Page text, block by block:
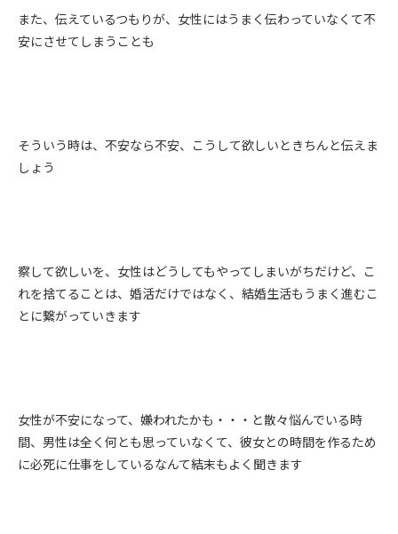
また、伝えているつもりが、女性にはうまく伝わっていなくて不
安にさせてしまうことも
そういう時は、不安なら不安、こうして欲しいときちんと伝えま
しょう
察して欲しいを、女性はどうしてもやってしまいがちだけど、こ
れを捨てることは、婚活だけではなく、結婚生活もうまく進むこ
とに繋がっていきます
女性が不安になって、嫌われたかも・・・と散々悩んでいる時
間、男性は全く何とも思っていなくて、彼女との時間を作るため
に必死に仕事をしているなんて結末もよく聞きます